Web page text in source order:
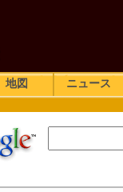
地図 ニュース